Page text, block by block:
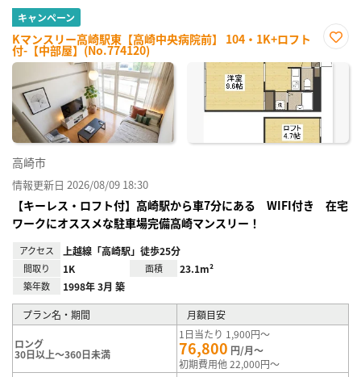
キャンペーン
Kマンスリー高崎駅東【高崎中央病院前】 104・1K+ロフト
付-【中部屋】(No.774120)
に入
高崎市
情報更新日 2026/08/09 18:30
【キーレス・ロフト付】高崎駅から車7分にある WIFI付き 在宅
ワークにオススメな駐車場完備高崎マンスリー！
アクセス 上越線「高崎駅」徒歩25分
間取り 1K 面積 23.1m²
築年数 1998年 3月 築
プラン名・期間 月額目安
ロング
30日以上～360日未満
1日当たり 1,900円～
76,800 円/月～
初期費用他 22,000円～